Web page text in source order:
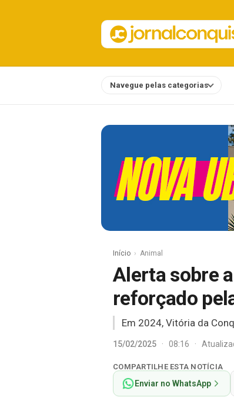
Navegue pelas categorias
Início Animal
Alerta sobre
reforçado
Em 2024, Vitória da
15/02/2025 · 08:16 ·
COMPARTILHE ESTA NOTÍCIA
Enviar no WhatsApp